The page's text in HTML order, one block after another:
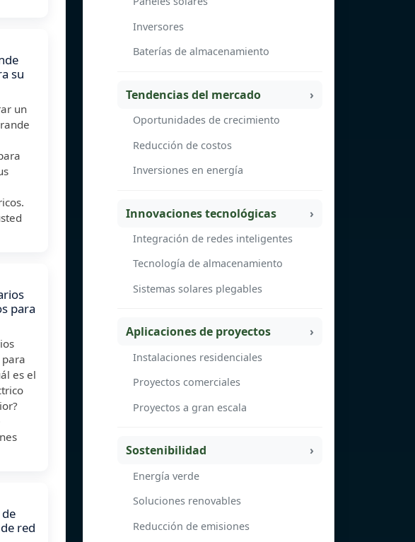
su
un
para
es el
red
Inversores
Baterías de almacenamiento
Tendencias del mercado
Oportunidades de crecimiento
Reducción de costos
Inversiones en energía
Innovaciones tecnológicas
Integración de redes inteligentes
Tecnología de almacenamiento
Sistemas solares plegables
Aplicaciones de proyectos
Instalaciones residenciales
Proyectos comerciales
Proyectos a gran escala
Sostenibilidad
Energía verde
Soluciones renovables
Reducción de emisiones